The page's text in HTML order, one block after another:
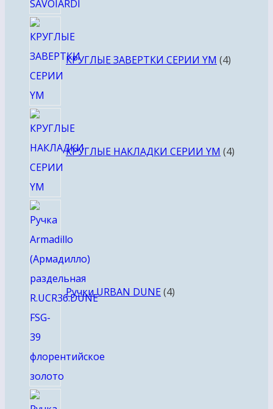
КРУГЛЫЕ ЗАВЕРТКИ СЕРИИ YM 4
КРУГЛЫЕ НАКЛАДКИ СЕРИИ YM 4
Ручки URBAN DUNE 4